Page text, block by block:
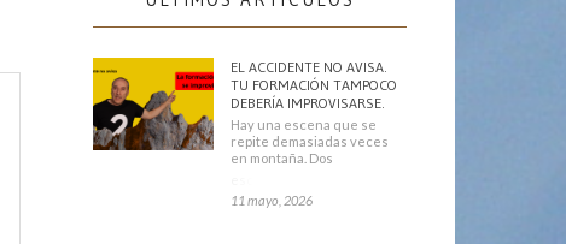
EL ACCIDENTE NO AVISA.
TU FORMACIÓN TAMPOCO
DEBERÍA IMPROVISARSE.
Hay una escena que se
repite demasiadas veces
en montaña. Dos
11 mayo, 2026